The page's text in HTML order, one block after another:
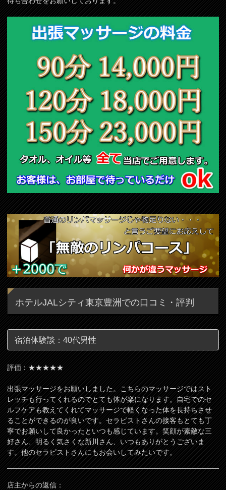
ホテルJALシティ東京豊洲での口コミ・評判
宿泊体験談：40代男性
評価：★★★★★
出張マッサージをお願いしました。こちらのマッサージではスト
レッチも行ってくれるのでとても体が楽になります。自宅でのセ
ルフケアも教えてくれてマッサージで軽くなった体を長持ちさせ
ることができるのが良いです。セラピストさんの接客もとても丁
寧でお願いして良かったといつも感じています。笑顔が素敵な三
好さん、明るく気さくな新川さん、いつもありがとうございま
す。他のセラピストさんにもお会いしてみたいです。
店主からの返信：